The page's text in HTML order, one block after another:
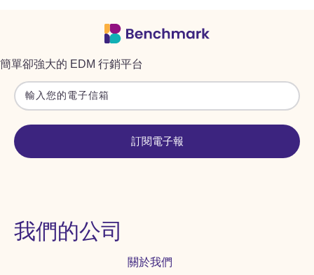
簡單卻強大的 EDM 行銷平台
訂閱電子報
我們的公司
關於我們